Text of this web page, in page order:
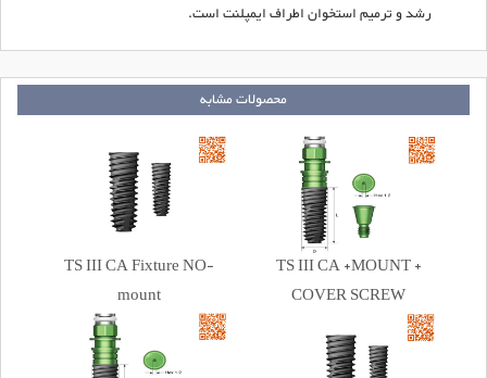
رشد و ترمیم استخوان اطراف ایمپلنت است.
محصولات مشابه
TS III CA +MOUNT +
COVER SCREW
TS III CA Fixture NO-
mount